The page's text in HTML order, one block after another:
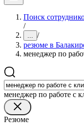
Поиск
/
... /
резюме в
менеджер по
менеджер по работе с
Резюме